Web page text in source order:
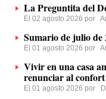
La Preguntita del
El 02 agosto 2026 por
Sumario de julio de
El 01 agosto 2026 por
Vivir en una casa
renunciar al confort
El 01 agosto 2026 por